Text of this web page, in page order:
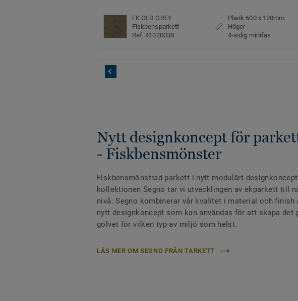
EK OLD GREY
Fiskbensparkett
Ref. 41020038
Plank 600 x 120mm
Höger
4-sidig minifas
Nytt designkoncept för
- Fiskbensmönster
Fiskbensmönstrad parkett i nytt modulärt
kollektionen Segno tar vi utvecklingen av ekparkett till
nivå. Segno kombinerar vår kvalitet i material och finish
nytt designkoncept som kan användas för att skapa det
golvet för vilken typ av miljö som helst.
LÄS MER OM SEGNO FRÅN TARKETT